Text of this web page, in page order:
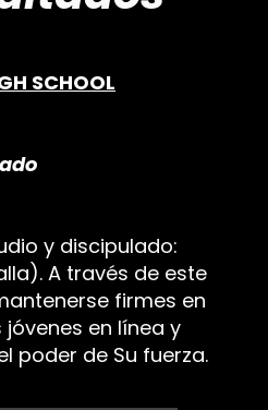
SCHOOL
y discipulado:
A través de este
firmes en
en línea y
poder de Su fuerza.